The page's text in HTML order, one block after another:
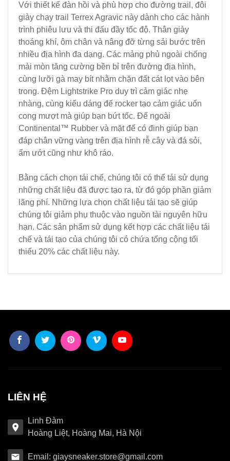
Với thiết kế đàn hồi và phù hợp cho đường trail, đôi
giày chạy trail Terrex Agravic này dành cho các hành
trình phiêu lưu và thi đấu đầy tốc độ. Thân giày
thoáng khí, ôm chân và nâng đỡ từng sải bước trên
nhiều địa hình đa dạng. Các mảng phủ ngoài chống
mài mòn tăng cường bền bỉ trên đường địa hình,
cùng lưỡi gà may bít nhằm chặn đất cát lọt vào bên
trong. Đệm Lightstrike Pro duy trì cảm giác nhẹ
nhàng, cùng kiểu dáng đế rocker tạo cảm giác uốn
cong mượt mà giúp bạn bứt tốc. Đế ngoài
Continental™ Rubber và mặt đế có đinh giúp bạn
đáp chân vững vàng trên địa hình rễ cây và đá sỏi,
ẩm ướt cũng như khô ráo.
Bằng cách chọn tái chế, chúng tôi có thể tái sử dụng
những chất liệu đã được tạo ra, từ đó góp phần giảm
lãng phí. Những lựa chọn chất liệu tái tạo sẽ giúp
chúng tôi giảm phụ thuộc vào nguồn tài nguyên hữu
hạn. Các sản phẩm sử dụng kết hợp các chất liệu tái
chế và tái tạo của chúng tôi có chứa tổng cộng tối
thiểu 20% các chất liệu này.
LIÊN HỆ
Linh Đàm
Hoàng Liệt, Hoàng Mai, Hà Nội
Email: giaysneaker.store@gmail.com